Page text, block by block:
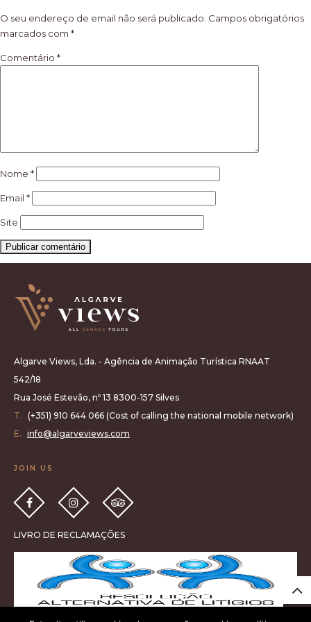
artigos
O seu endereço de email não será publicado. Campos obrigatórios
marcados com *
Comentário *
Nome *
Email *
Site
Algarve Views, Lda. - Agência de Animação Turística RNAAT
542/18
Rua José Estevão, nº 13 8300-157 Silves
T. (+351) 910 644 066 (Cost of calling the national mobile network)
E. info@algarveviews.com
JOIN US
LIVRO DE RECLAMAÇÕES